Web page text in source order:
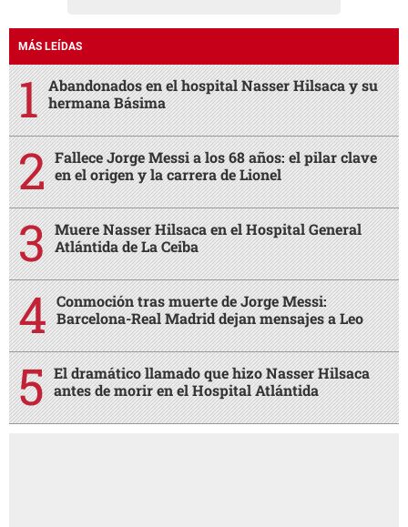
MÁS LEÍDAS
Abandonados en el hospital Nasser Hilsaca y su
hermana Básima
Fallece Jorge Messi a los 68 años: el pilar clave
en el origen y la carrera de Lionel
Muere Nasser Hilsaca en el Hospital General
Atlántida de La Ceiba
Conmoción tras muerte de Jorge Messi:
Barcelona-Real Madrid dejan mensajes a Leo
El dramático llamado que hizo Nasser Hilsaca
antes de morir en el Hospital Atlántida